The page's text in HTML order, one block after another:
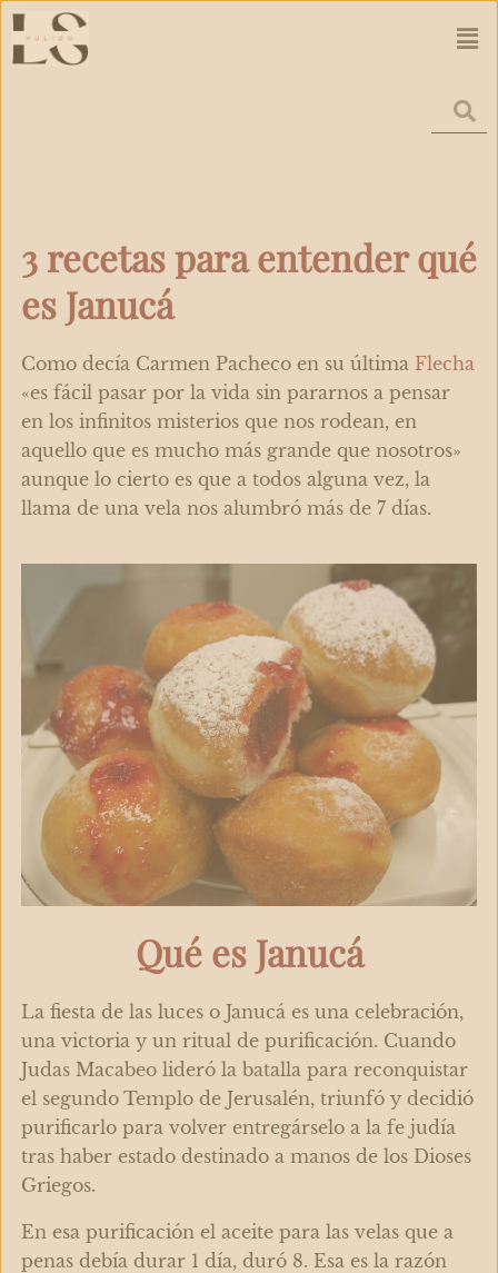
Ir
al
contenido
3 recetas para entender qué
es Janucá
Como decía Carmen Pacheco en su última Flecha
«es fácil pasar por la vida sin pararnos a pensar
en los infinitos misterios que nos rodean, en
aquello que es mucho más grande que nosotros»
aunque lo cierto es que a todos alguna vez, la
llama de una vela nos alumbró más de 7 días.
Qué es Janucá
La fiesta de las luces o Janucá es una celebración,
una victoria y un ritual de purificación. Cuando
Judas Macabeo lideró la batalla para reconquistar
el segundo Templo de Jerusalén, triunfó y decidió
purificarlo para volver entregárselo a la fe judía
tras haber estado destinado a manos de los Dioses
Griegos.
En esa purificación el aceite para las velas que a
penas debía durar 1 día, duró 8. Esa es la razón